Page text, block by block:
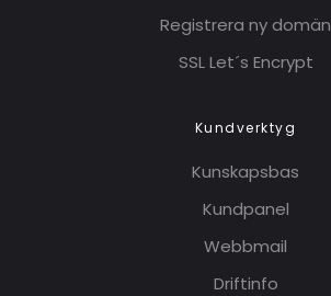
Registrera ny domän
SSL Let´s Encrypt
Kundverktyg
Kunskapsbas
Kundpanel
Webbmail
Driftinfo